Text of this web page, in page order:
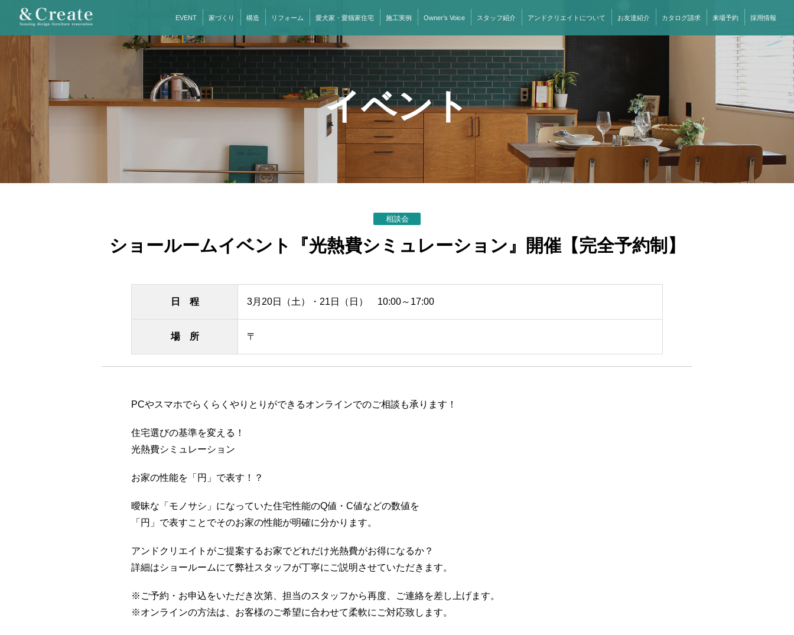
EVENT 家づくり 構造 リフォーム 愛犬家・愛猫家住宅 施工実例 Owner’s Voice スタッフ紹介 アンドクリエイトについて お友達紹介 カタログ請求 来場予約 採用情報
イベント
相談会
ショールームイベント『光熱費シミュレーション』開催【完全予約制】
日 程 3月20日（土）・21日（日） 10:00～17:00
場 所 〒
PCやスマホでらくらくやりとりができるオンラインでのご相談も承ります！
住宅選びの基準を変える！
光熱費シミュレーション
お家の性能を「円」で表す！？
曖昧な「モノサシ」になっていた住宅性能のQ値・C値などの数値を
「円」で表すことでそのお家の性能が明確に分かります。
アンドクリエイトがご提案するお家でどれだけ光熱費がお得になるか？
詳細はショールームにて弊社スタッフが丁寧にご説明させていただきます。
※ご予約・お申込をいただき次第、担当のスタッフから再度、ご連絡を差し上げます。
※オンラインの方法は、お客様のご希望に合わせて柔軟にご対応致します。